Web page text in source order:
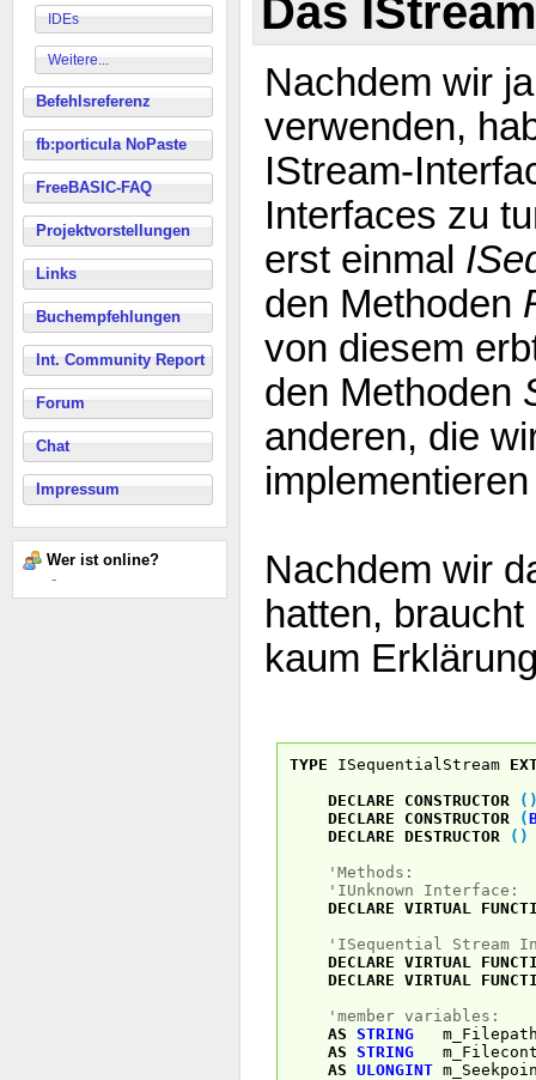
IDEs
Weitere...
Befehlsreferenz
fb:porticula NoPaste
FreeBASIC-FAQ
Projektvorstellungen
Links
Buchempfehlungen
Int. Community Report
Forum
Chat
Impressum
Wer ist online?
-
Das
Nachdem wir
verwenden,
IStream-
Interfaces zu
erst einmal
den Methoden
von diesem
den Methoden
anderen, die
Nachdem wir
hatten,
kaum
TYPE ISequentialStream
DECLARE
CONSTRUCTOR (
DECLARE
CONSTRUCTOR (
DECLARE DESTRUCTOR ( )
'Methods:
'IUnknown Interface:
DECLARE VIRTUAL
'ISequential Stream
DECLARE VIRTUAL
DECLARE VIRTUAL
'member variables:
AS STRING
AS STRING
AS ULONGINT